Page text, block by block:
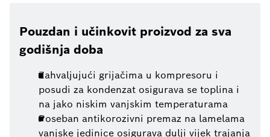
Pouzdan i učinkovit proizvod za sva
godišnja doba
Zahvaljujući grijačima u kompresoru i
posudi za kondenzat osigurava se toplina i
na jako niskim vanjskim temperaturama
Poseban antikorozivni premaz na lamelama
vanjske jedinice osigurava dulji vijek trajanja